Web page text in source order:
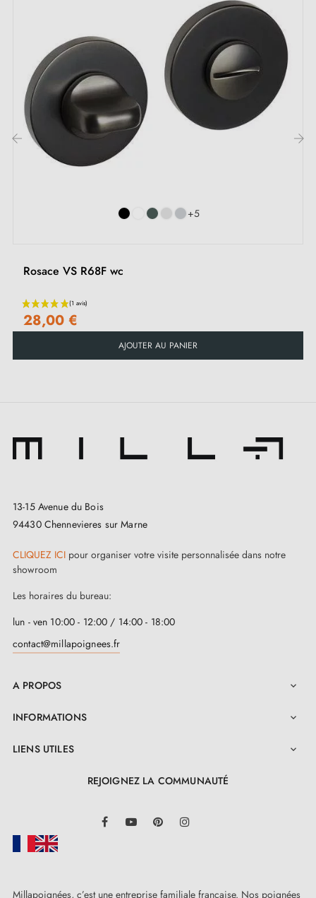
+5
Rosace VS R68F wc
28,00 €
AJOUTER AU PANIER
13-15 Avenue du Bois
94430 Chennevieres sur Marne
CLIQUEZ ICI pour organiser votre visite personnalisée dans notre
showroom
Les horaires du bureau:
lun - ven 10:00 - 12:00 / 14:00 - 18:00
contact@millapoignees.fr
A PROPOS 
INFORMATIONS 
LIENS UTILES 
REJOIGNEZ LA COMMUNAUTÉ
FacebookYouTube Pinterest
Millapoignées, c’est une entreprise familiale française. Nos poignées